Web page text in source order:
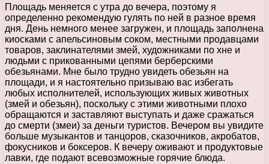
Площадь меняется с утра до вечера, поэтому я
определенно рекомендую гулять по ней в разное время
дня. День немного менее загружен, и площадь заполнена
киосками с апельсиновым соком, местными продавцами
товаров, заклинателями змей, художниками по хне и
людьми с прикованными цепями берберскими
обезьянами. Мне было трудно увидеть обезьян на
площади, и я настоятельно призываю вас избегать
любых исполнителей, использующих живых животных
(змей и обезьян), поскольку с этими животными плохо
обращаются и заставляют выступать и даже сражаться
до смерти (змеи) за деньги туристов. Вечером вы увидите
больше музыкантов и танцоров, сказочников, акробатов,
фокусников и боксеров. К вечеру оживают и продуктовые
лавки, где подают всевозможные горячие блюда.